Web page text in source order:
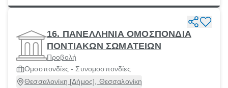
16. ΠΑΝΕΛΛΗΝΙΑ ΟΜΟΣΠΟΝΔΙΑ
ΠΟΝΤΙΑΚΩΝ ΣΩΜΑΤΕΙΩΝ
Προβολή
Ομοσπονδίες - Συνομοσπονδίες
Θεσσαλονίκη [Δήμος], Θεσσαλονίκη